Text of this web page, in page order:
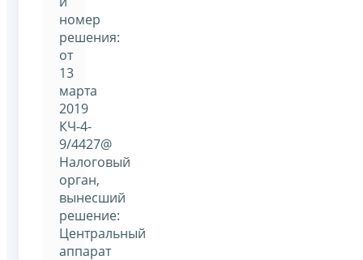
номер
решения:
от
13
марта
2019
КЧ-4-
9/4427@
Налоговый
орган,
вынесший
решение:
Центральный
аппарат